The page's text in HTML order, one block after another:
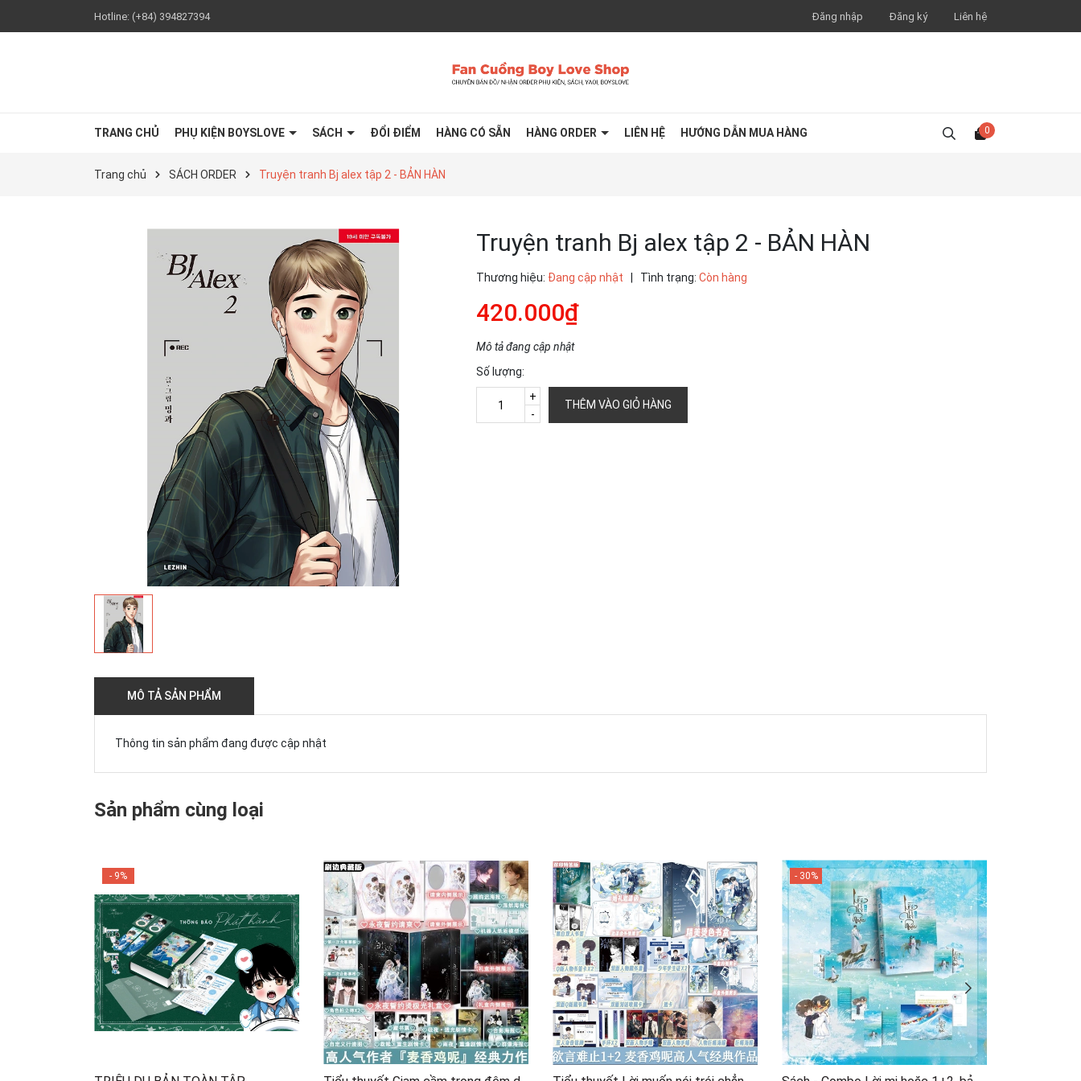
Hotline: (+84) 394827394 Đăng nhập Đăng ký Liên hệ
TRANG CHỦ PHỤ KIỆN BOYSLOVE SÁCH ĐỔI ĐIỂM HÀNG CÓ SẴN HÀNG ORDER LIÊN HỆ HƯỚNG DẪN MUA HÀNG 0
Trang chủ SÁCH ORDER Truyện tranh Bj alex tập 2 - BẢN HÀN
Truyện tranh Bj alex tập 2 - BẢN HÀN
Thương hiệu: Đang cập nhật Tình trạng: Còn hàng
420.000₫
Mô tả đang cập nhật
Số lượng:
-
+
THÊM VÀO GIỎ HÀNG
MÔ TẢ SẢN PHẨM
Thông tin sản phẩm đang được cập nhật
Sản phẩm cùng loại
- 9% - 30%